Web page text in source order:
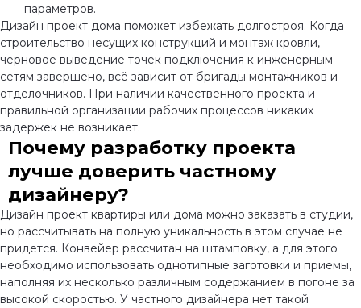
параметров.
Дизайн проект дома поможет избежать долгостроя. Когда
строительство несущих конструкций и монтаж кровли,
черновое выведение точек подключения к инженерным
сетям завершено, всё зависит от бригады монтажников и
отделочников. При наличии качественного проекта и
правильной организации рабочих процессов никаких
задержек не возникает.
Почему разработку проекта
лучше доверить частному
дизайнеру?
Дизайн проект квартиры или дома можно заказать в студии,
но рассчитывать на полную уникальность в этом случае не
придется. Конвейер рассчитан на штамповку, а для этого
необходимо использовать однотипные заготовки и приемы,
наполняя их несколько различным содержанием в погоне за
высокой скоростью. У частного дизайнера нет такой